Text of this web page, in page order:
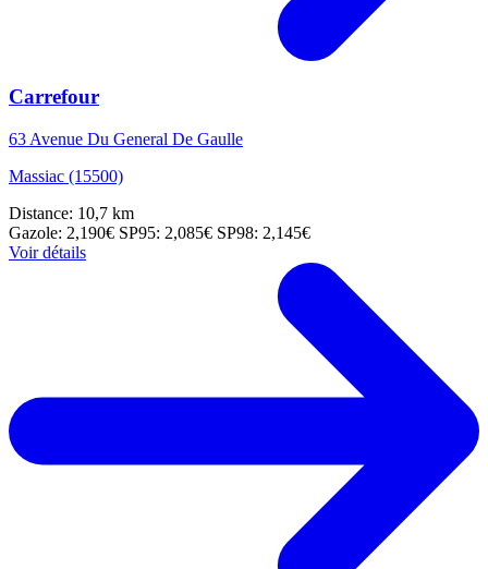
Carrefour
63 Avenue Du General De Gaulle
Massiac (15500)
Distance: 10,7 km
Gazole: 2,190€ SP95: 2,085€ SP98: 2,145€
Voir détails